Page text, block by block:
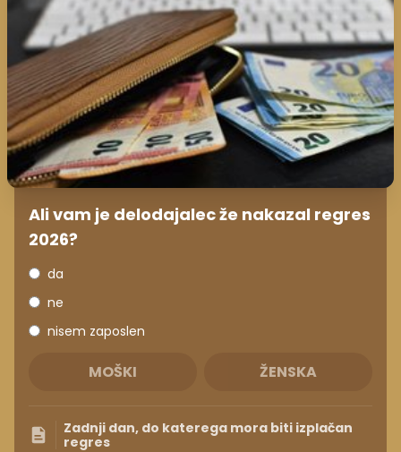
Ali vam je delodajalec že nakazal regres
2026?
da
ne
nisem zaposlen
MOŠKI ŽENSKA
Zadnji dan, do katerega mora biti izplačan
regres